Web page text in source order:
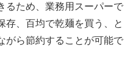
るため、業務用スーパーで
存、百均で乾麺を買う、と
がら節約することが可能で